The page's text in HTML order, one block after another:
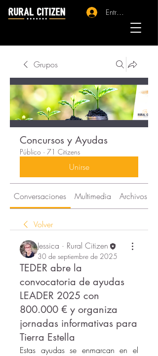
Entrar - Registro
Grupos
Concursos y Ayudas
Público · 71 Citizens
Unirse
Conversaciones Multimedia Archivos
Volver
Jessica · Rural Citizen
30 de septiembre de 2025
TEDER abre la
convocatoria de ayudas
LEADER 2025 con
800.000 € y organiza
jornadas informativas para
Tierra Estella